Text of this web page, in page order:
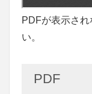
PDFが表示され
い。
PDF